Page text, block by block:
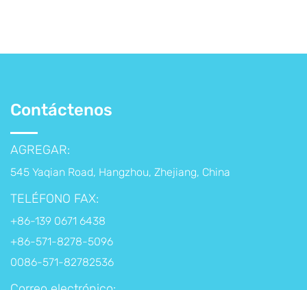
Contáctenos
AGREGAR:
545 Yaqian Road, Hangzhou, Zhejiang, China
TELÉFONO FAX:
+86-139 0671 6438
+86-571-8278-5096
0086-571-82782536